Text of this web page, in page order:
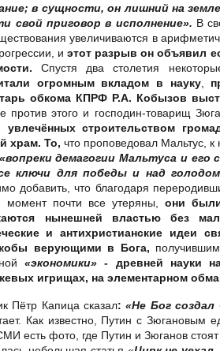
в сущности, он лишний на
свой приговор в исполнение». В
увеличиваются в
иэтот разрыв он объявил
Спустя два столетия
огромным вкладом в науку,
обкома КПРФ Р.А. Кобызов
против этого и господин-товарищ
увлечённых строительством
храм. То,что проповедовал Мальтус,
«вопреки демагогии Мальтуса и его
ключи для победы и над
добавить, что благодаря
почти все утеряны, они
нынешней властью без
и антихристианские идеи
верующими в Бога,
«экономики» - древней науки
игрищах, на элементарном
Пётр Капица сказал:«Не Бог создал
Как известно,
Путин с Зюгановым
есть фото, где Путин и Зюганов